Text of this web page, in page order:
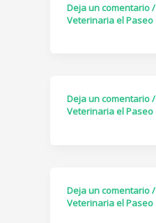
Deja un comentario/
Veterinaria el Paseo
Deja un comentario/
Veterinaria el Paseo
Deja un comentario/
Veterinaria el Paseo